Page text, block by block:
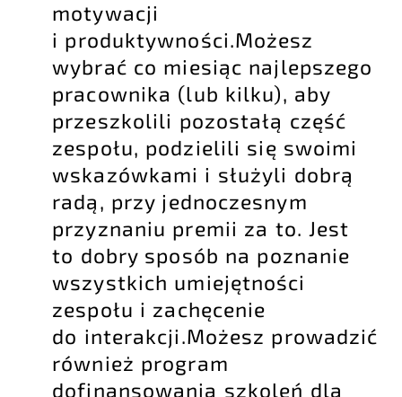
motywacji
i produktywności.Możesz
wybrać co miesiąc najlepszego
pracownika (lub kilku), aby
przeszkolili pozostałą część
zespołu, podzielili się swoimi
wskazówkami i służyli dobrą
radą, przy jednoczesnym
przyznaniu premii za to. Jest
to dobry sposób na poznanie
wszystkich umiejętności
zespołu i zachęcenie
do interakcji.Możesz prowadzić
również program
dofinansowania szkoleń dla